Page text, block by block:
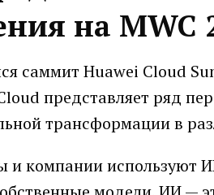
на MWC
саммит Huawei Cloud
представляет ряд
трансформации в
и компании используют